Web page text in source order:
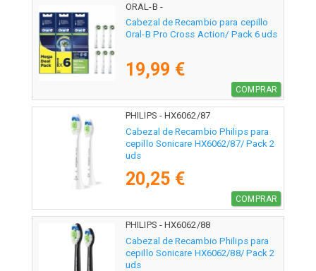
ORAL-B -
Cabezal de Recambio para cepillo
Oral-B Pro Cross Action/ Pack 6 uds
19,99 €
COMPRAR
PHILIPS - HX6062/87
Cabezal de Recambio Philips para
cepillo Sonicare HX6062/87/ Pack 2
uds
20,25 €
COMPRAR
PHILIPS - HX6062/88
Cabezal de Recambio Philips para
cepillo Sonicare HX6062/88/ Pack 2
uds